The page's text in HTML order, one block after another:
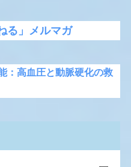
る」メルマガ
：高血圧と動脈硬化の救